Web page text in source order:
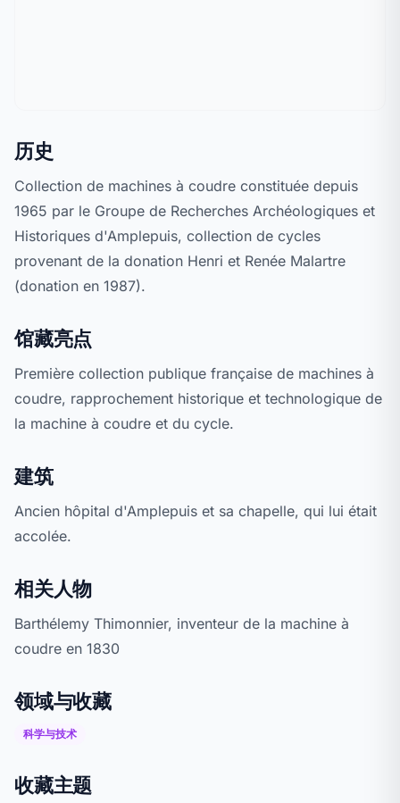
历史
Collection de machines à coudre constituée depuis
1965 par le Groupe de Recherches Archéologiques et
Historiques d'Amplepuis, collection de cycles
provenant de la donation Henri et Renée Malartre
(donation en 1987).
馆藏亮点
Première collection publique française de machines à
coudre, rapprochement historique et technologique de
la machine à coudre et du cycle.
建筑
Ancien hôpital d'Amplepuis et sa chapelle, qui lui était
accolée.
相关人物
Barthélemy Thimonnier, inventeur de la machine à
coudre en 1830
领域与收藏
科学与技术
收藏主题